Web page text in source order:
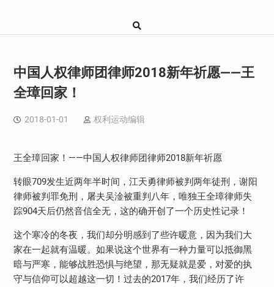
中国人权律师团律师2018新年祈愿——王
全璋回家！
2018-01-01 权利运动编辑
王全璋回家！——中国人权律师团律师2018新年祈愿
转眼709发生近两年半时间，江天勇律师被判两年徒刑，谢阳
律师被判罪免刑，屠夫吴淦被重判八年，唯独王全璋律师失
踪904天后仍然音信全无，这的确开创了一个历史性记录！
这个寒冷的冬夜，我们却分明感到了些许暖意，因为我们大
家在一起就有温暖。如果说这个世界有一种力量可以抵御黑
暗与严寒，能够战胜恐惧与绝望，那无疑就是爱，对爱的执
守与信仰可以超越这一切！过去的2017年，我们经历了许